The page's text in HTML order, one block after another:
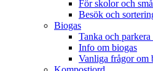
För skolor och
Besök och
Biogas
Tanka och parkera
Info om biogas
Vanliga frågor om